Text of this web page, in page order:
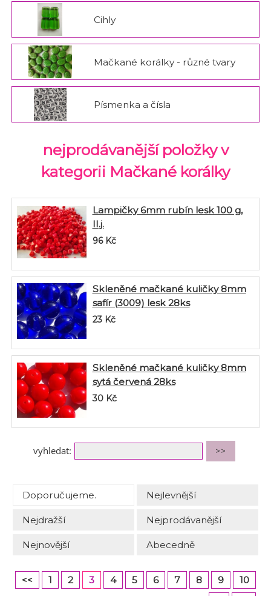
Cihly
Mačkané korálky - různé tvary
Písmenka a čísla
nejprodávanější položky v
kategorii Mačkané korálky
Lampičky 6mm rubín lesk 100 g,
II.j.
96 Kč
Skleněné mačkané kuličky 8mm
safír (3009) lesk 28ks
23 Kč
Skleněné mačkané kuličky 8mm
sytá červená 28ks
30 Kč
vyhledat:
Doporučujeme. Nejlevnější
Nejdražší Nejprodávanější
Nejnovější Abecedně
<< 1 2 3 4 5 6 7 8 9
10